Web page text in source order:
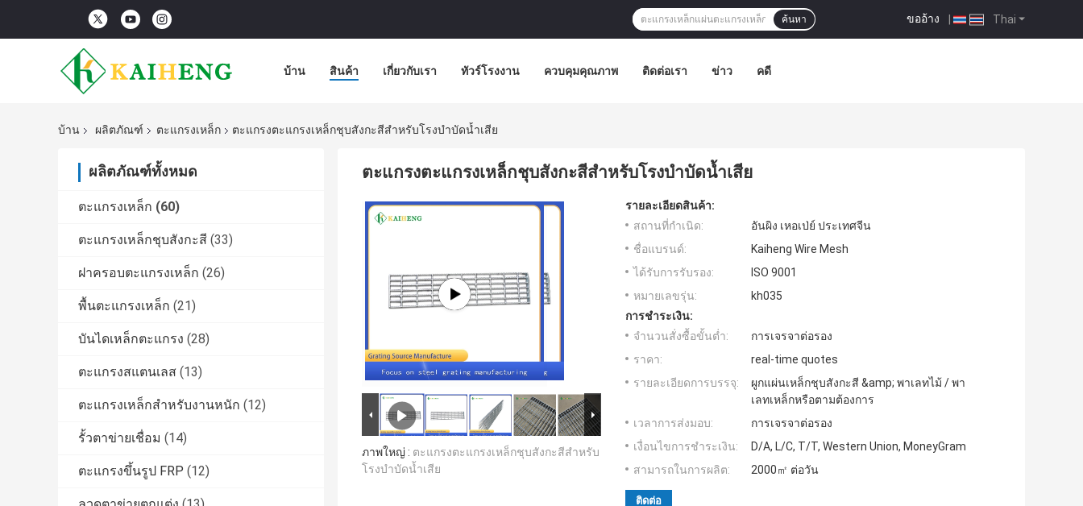
Thai
ขออ้าง |
ค้นหา
บ้าน สินค้า เกี่ยวกับเรา ทัวร์โรงงาน ควบคุมคุณภาพ ติดต่อเรา ข่าว คดี
บ้าน ผลิตภัณฑ์ ตะแกรงเหล็ก ตะแกรงตะแกรงเหล็กชุบสังกะสีสำหรับโรงบำบัดน้ำเสีย
ผลิตภัณฑ์ทั้งหมด
ตะแกรงเหล็ก (60)
ตะแกรงเหล็กชุบสังกะสี (33)
ฝาครอบตะแกรงเหล็ก (26)
พื้นตะแกรงเหล็ก (21)
บันไดเหล็กตะแกรง (28)
ตะแกรงสแตนเลส (13)
ตะแกรงเหล็กสำหรับงานหนัก (12)
รั้วตาข่ายเชื่อม (14)
ตะแกรงขึ้นรูป FRP (12)
ตะแกรงตะแกรงเหล็กชุบสังกะสีสำหรับโรงบำบัดน้ำเสีย
ภาพใหญ่ : ตะแกรงตะแกรงเหล็กชุบสังกะสีสำหรับ
โรงบำบัดน้ำเสีย
รายละเอียดสินค้า:
สถานที่กำเนิด:
อันผิง เหอเป่ย์ ประเทศจีน
ชื่อแบรนด์:
Kaiheng Wire Mesh
ได้รับการรับรอง:
ISO 9001
หมายเลขรุ่น:
kh035
การชำระเงิน:
จำนวนสั่งซื้อขั้นต่ำ:
การเจรจาต่อรอง
ราคา:
real-time quotes
รายละเอียดการบรรจุ:
ผูกแผ่นเหล็กชุบสังกะสี &amp; พาเลทไม้ / พา
เลทเหล็กหรือตามต้องการ
เวลาการส่งมอบ:
การเจรจาต่อรอง
เงื่อนไขการชำระเงิน:
D/A, L/C, T/T, Western Union, MoneyGram
สามารถในการผลิต:
2000㎡ ต่อวัน
ติดต่อ